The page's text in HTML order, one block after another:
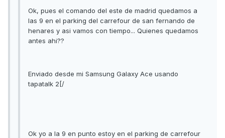
Ok, pues el comando del este de madrid quedamos a
las 9 en el parking del carrefour de san fernando de
henares y asi vamos con tiempo... Quienes quedamos
antes ahi??
Enviado desde mi Samsung Galaxy Ace usando
tapatalk 2[/
Ok yo a la 9 en punto estoy en el parking de carrefour